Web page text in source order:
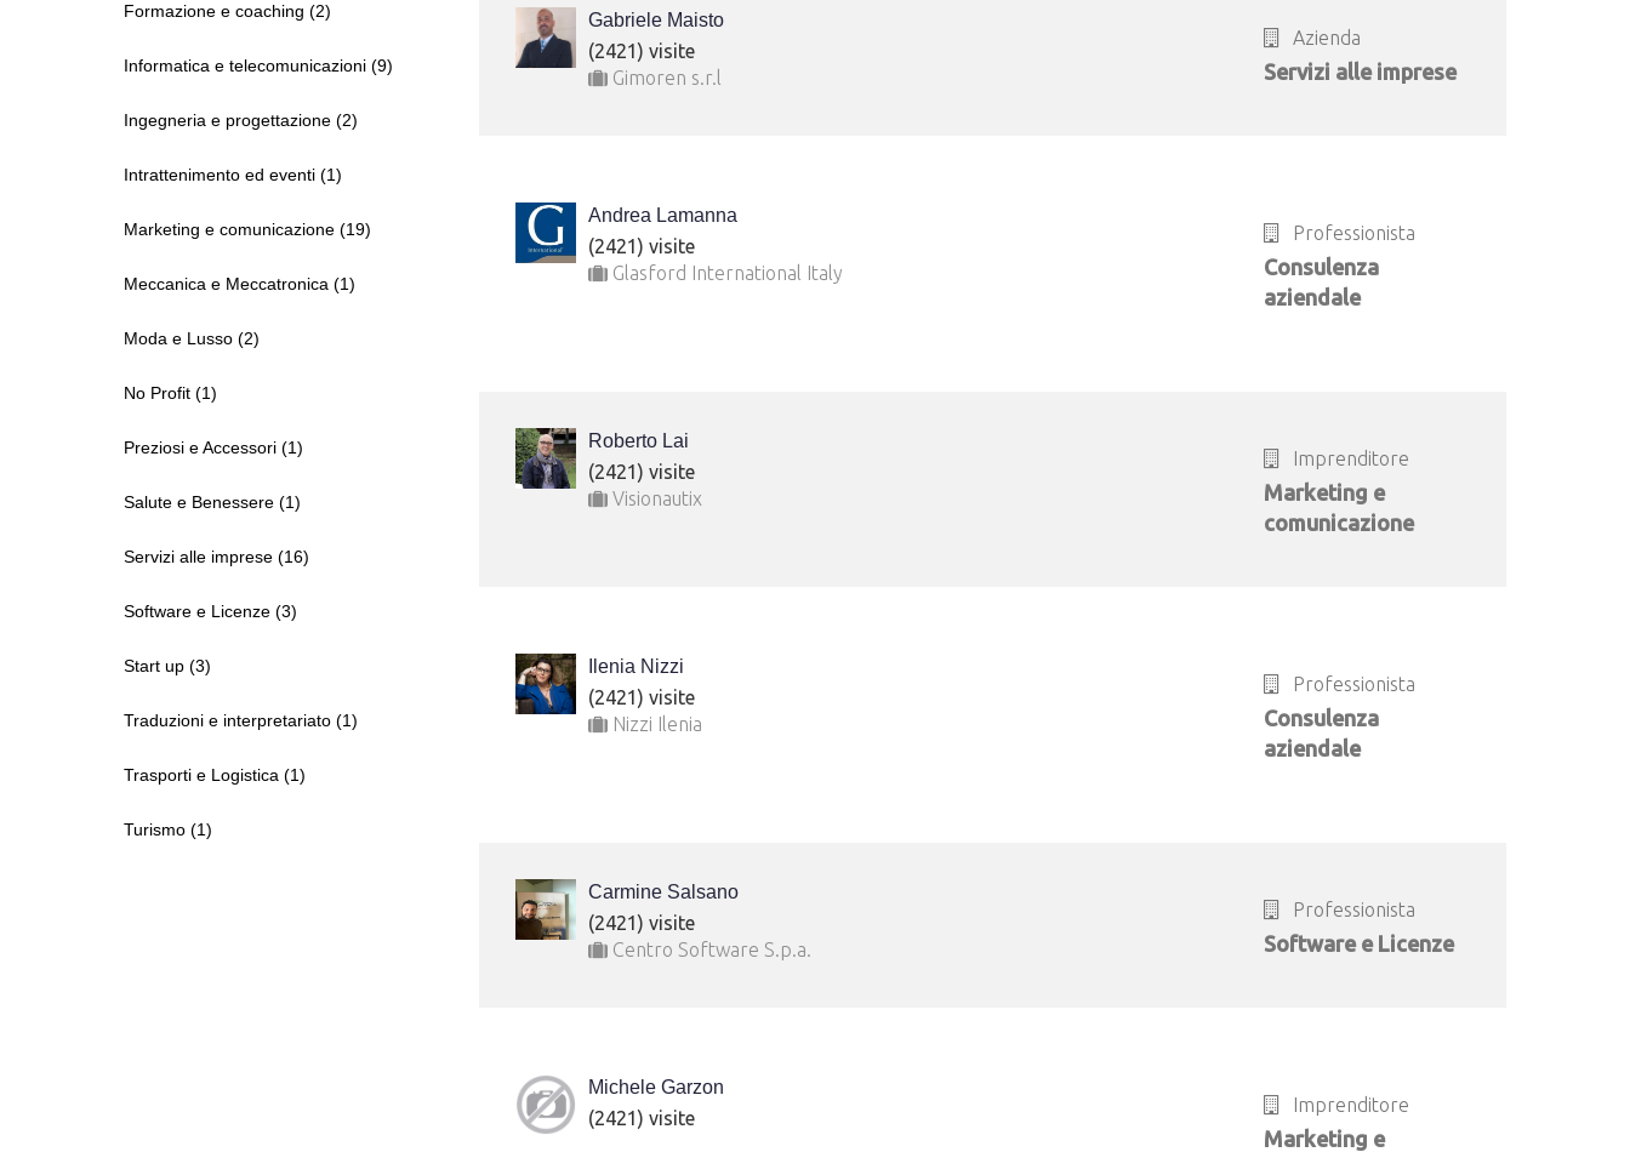
Formazione e coaching (2)
Informatica e telecomunicazioni (9)
Ingegneria e progettazione (2)
Intrattenimento ed eventi (1)
Marketing e comunicazione (19)
Meccanica e Meccatronica (1)
Moda e Lusso (2)
No Profit (1)
Preziosi e Accessori (1)
Salute e Benessere (1)
Servizi alle imprese (16)
Software e Licenze (3)
Start up (3)
Traduzioni e interpretariato (1)
Trasporti e Logistica (1)
Turismo (1)
Gabriele Maisto
(2421) visite
Gimoren s.r.l
Azienda
Servizi alle imprese
Andrea Lamanna
(2421) visite
Glasford International Italy
Professionista
Consulenza
aziendale
Roberto Lai
(2421) visite
Visionautix
Imprenditore
Marketing e
comunicazione
Ilenia Nizzi
(2421) visite
Nizzi Ilenia
Professionista
Consulenza
aziendale
Carmine Salsano
(2421) visite
Centro Software S.p.a.
Professionista
Software e Licenze
Michele Garzon
(2421) visite
Imprenditore
Marketing e